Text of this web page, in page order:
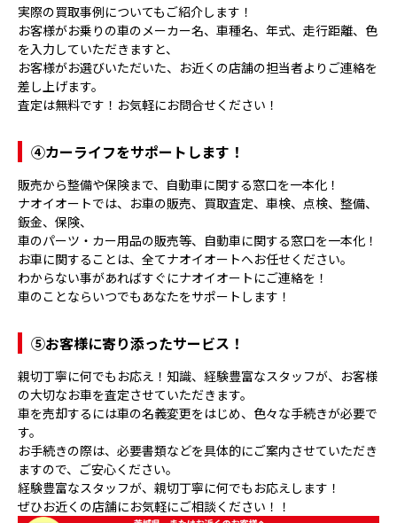
実際の買取事例についてもご紹介します！
お客様がお乗りの車のメーカー名、車種名、年式、走行距離、色
を入力していただきますと、
お客様がお選びいただいた、お近くの店舗の担当者よりご連絡を
差し上げます。
査定は無料です！お気軽にお問合せください！
④カーライフをサポートします！
販売から整備や保険まで、自動車に関する窓口を一本化！
ナオイオートでは、お車の販売、買取査定、車検、点検、整備、
鈑金、保険、
車のパーツ・カー用品の販売等、自動車に関する窓口を一本化！
お車に関することは、全てナオイオートへお任せください。
わからない事があればすぐにナオイオートにご連絡を！
車のことならいつでもあなたをサポートします！
⑤お客様に寄り添ったサービス！
親切丁寧に何でもお応え！知識、経験豊富なスタッフが、お客様
の大切なお車を査定させていただきます。
車を売却するには車の名義変更をはじめ、色々な手続きが必要で
す。
お手続きの際は、必要書類などを具体的にご案内させていただき
ますので、ご安心ください。
経験豊富なスタッフが、親切丁寧に何でもお応えします！
ぜひお近くの店舗にお気軽にご相談ください！！